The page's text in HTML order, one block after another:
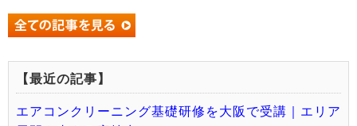
【最近の記事】
エアコンクリーニング基礎研修を大阪で受講｜エリア